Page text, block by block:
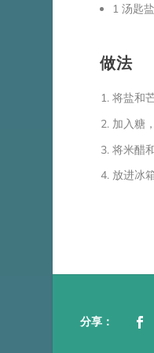
1 汤匙盐
做法
将盐和
加入糖
将米醋
放进冰
分享：